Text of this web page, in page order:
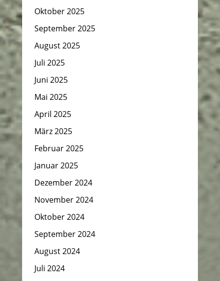
Oktober 2025
September 2025
August 2025
Juli 2025
Juni 2025
Mai 2025
April 2025
März 2025
Februar 2025
Januar 2025
Dezember 2024
November 2024
Oktober 2024
September 2024
August 2024
Juli 2024